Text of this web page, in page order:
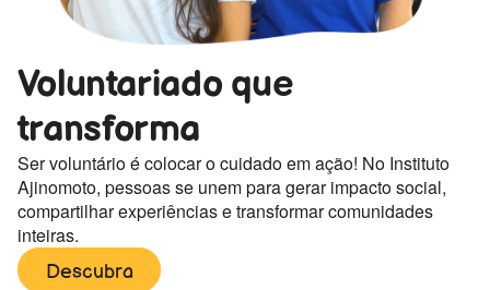
Voluntariado que
transforma
Ser voluntário é colocar o cuidado em ação! No Instituto
Ajinomoto, pessoas se unem para gerar impacto social,
compartilhar experiências e transformar comunidades
inteiras.
Descubra